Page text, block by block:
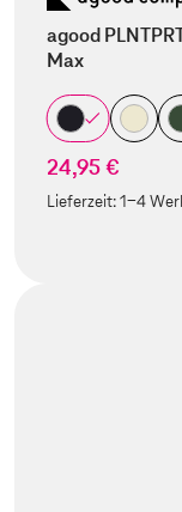
agood
Max
24,95 €
Lieferzeit:1-4